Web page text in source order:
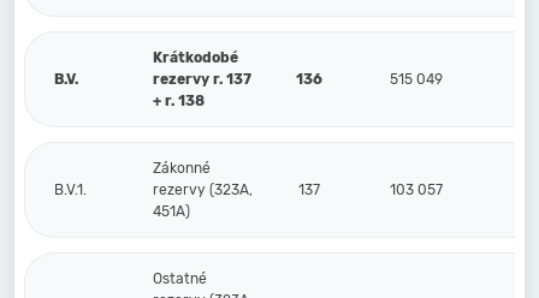
B.V.
Krátkodobé
rezervy r. 137
+ r. 138
136 515 049
B.V.1.
Zákonné
rezervy (323A,
451A)
137 103 057
Ostatné